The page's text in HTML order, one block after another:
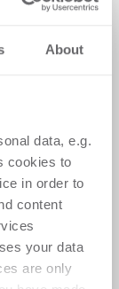
About
data, e.g.
cookies to
in order to
content
your data
are only
nicht
...